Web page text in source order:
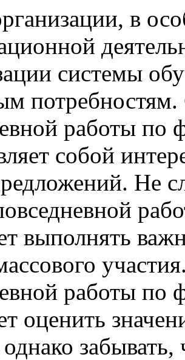
в
системы
потребностям.
работы
собой
Не
выполнять
работы
оценить
однако